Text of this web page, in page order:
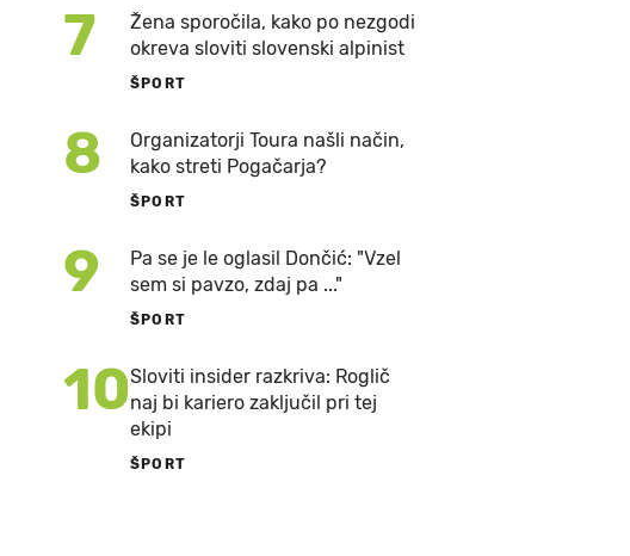
7
Žena sporočila, kako po nezgodi
okreva sloviti slovenski alpinist
ŠPORT
8
Organizatorji Toura našli način,
kako streti Pogačarja?
ŠPORT
9
Pa se je le oglasil Dončić: "Vzel
sem si pavzo, zdaj pa ..."
ŠPORT
10Sloviti insider razkriva: Roglič
naj bi kariero zaključil pri tej
ekipi
ŠPORT